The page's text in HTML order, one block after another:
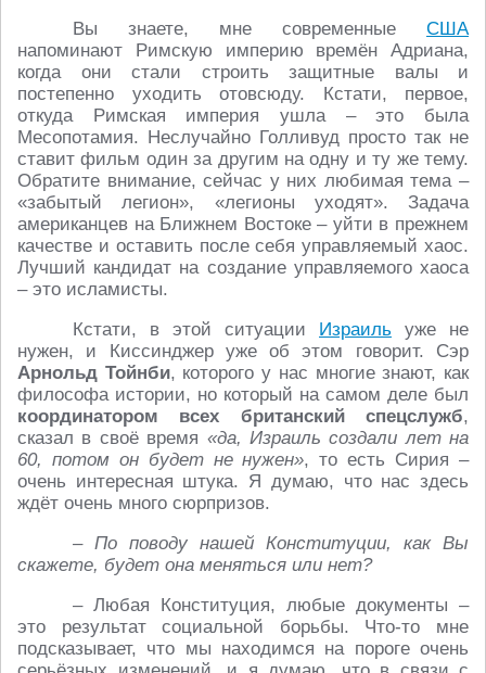
Вы знаете, мне современные США
напоминают Римскую империю времён Адриана,
когда они стали строить защитные валы и
постепенно уходить отовсюду. Кстати, первое,
откуда Римская империя ушла – это была
Месопотамия. Неслучайно Голливуд просто так не
ставит фильм один за другим на одну и ту же тему.
Обратите внимание, сейчас у них любимая тема –
«забытый легион», «легионы уходят». Задача
американцев на Ближнем Востоке – уйти в прежнем
качестве и оставить после себя управляемый хаос.
Лучший кандидат на создание управляемого хаоса
– это исламисты.
Кстати, в этой ситуации Израиль уже не
нужен, и Киссинджер уже об этом говорит. Сэр
Арнольд Тойнби, которого у нас многие знают, как
философа истории, но который на самом деле был
координатором всех британский спецслужб,
сказал в своё время «да, Израиль создали лет на
60, потом он будет не нужен», то есть Сирия –
очень интересная штука. Я думаю, что нас здесь
ждёт очень много сюрпризов.
– По поводу нашей Конституции, как Вы
скажете, будет она меняться или нет?
– Любая Конституция, любые документы –
это результат социальной борьбы. Что-то мне
подсказывает, что мы находимся на пороге очень